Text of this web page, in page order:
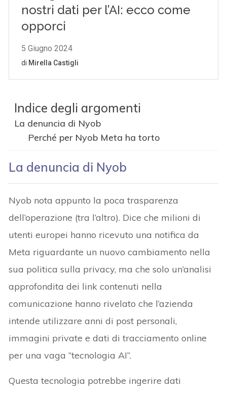
Indice degli argomenti
La denuncia di Nyob
Perché per Nyob Meta ha torto
La denuncia di Nyob
Nyob nota appunto la poca trasparenza
dell’operazione (tra l’altro). Dice che milioni di
utenti europei hanno ricevuto una notifica da
Meta riguardante un nuovo cambiamento nella
sua politica sulla privacy, ma che solo un’analisi
approfondita dei link contenuti nella
comunicazione hanno rivelato che l’azienda
intende utilizzare anni di post personali,
immagini private e dati di tracciamento online
per una vaga “tecnologia AI”.
Questa tecnologia potrebbe ingerire dati